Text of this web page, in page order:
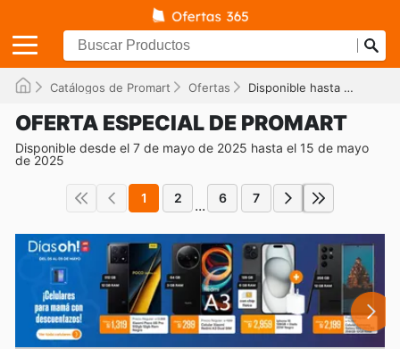
Catálogos de Promart Ofertas Disponible hasta el 15/05/2025
OFERTA ESPECIAL DE PROMART
Disponible desde el 7 de mayo de 2025 hasta el 15 de mayo
de 2025
1 2 ... 6 7